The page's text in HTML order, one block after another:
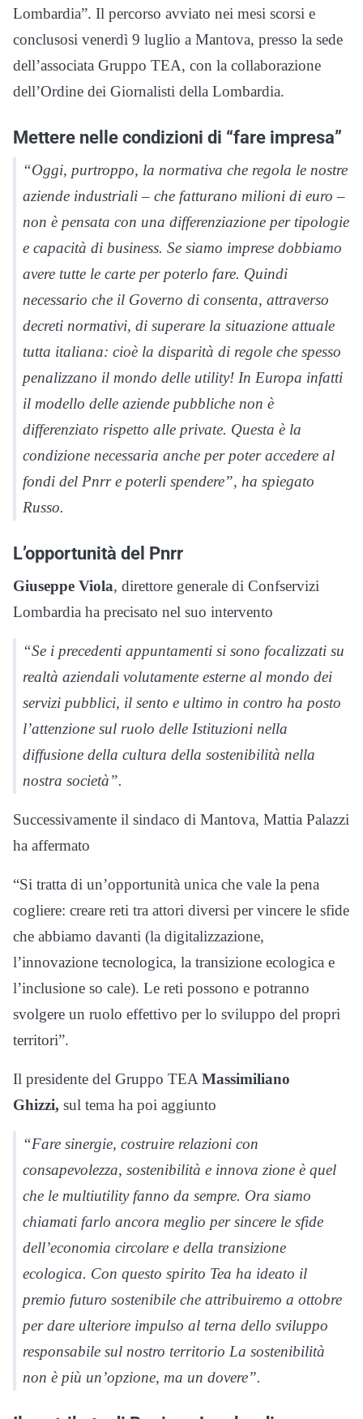
Lombardia”. Il percorso avviato nei mesi scorsi e
conclusosi venerdì 9 luglio a Mantova, presso la sede
dell’associata Gruppo TEA, con la collaborazione
dell’Ordine dei Giornalisti della Lombardia.
Mettere nelle condizioni di “fare impresa”
“Oggi, purtroppo, la normativa che regola le nostre
aziende industriali – che fatturano milioni di euro –
non è pensata con una differenziazione per tipologie
e capacità di business. Se siamo imprese dobbiamo
avere tutte le carte per poterlo fare. Quindi
necessario che il Governo di consenta, attraverso
decreti normativi, di superare la situazione attuale
tutta italiana: cioè la disparità di regole che spesso
penalizzano il mondo delle utility! In Europa infatti
il modello delle aziende pubbliche non è
differenziato rispetto alle private. Questa è la
condizione necessaria anche per poter accedere al
fondi del Pnrr e poterli spendere”, ha spiegato
Russo.
L’opportunità del Pnrr
Giuseppe Viola, direttore generale di Confservizi
Lombardia ha precisato nel suo intervento
“Se i precedenti appuntamenti si sono focalizzati su
realtà aziendali volutamente esterne al mondo dei
servizi pubblici, il sento e ultimo in contro ha posto
l’attenzione sul ruolo delle Istituzioni nella
diffusione della cultura della sostenibilità nella
nostra società”.
Successivamente il sindaco di Mantova, Mattia Palazzi
ha affermato
“Si tratta di un’opportunità unica che vale la pena
cogliere: creare reti tra attori diversi per vincere le sfide
che abbiamo davanti (la digitalizzazione,
l’innovazione tecnologica, la transizione ecologica e
l’inclusione so cale). Le reti possono e potranno
svolgere un ruolo effettivo per lo sviluppo del propri
territori”.
Il presidente del Gruppo TEA Massimiliano
Ghizzi, sul tema ha poi aggiunto
“Fare sinergie, costruire relazioni con
consapevolezza, sostenibilità e innova zione è quel
che le multiutility fanno da sempre. Ora siamo
chiamati farlo ancora meglio per sincere le sfide
dell’economia circolare e della transizione
ecologica. Con questo spirito Tea ha ideato il
premio futuro sostenibile che attribuiremo a ottobre
per dare ulteriore impulso al terna dello sviluppo
responsabile sul nostro territorio La sostenibilità
non è più un’opzione, ma un dovere”.